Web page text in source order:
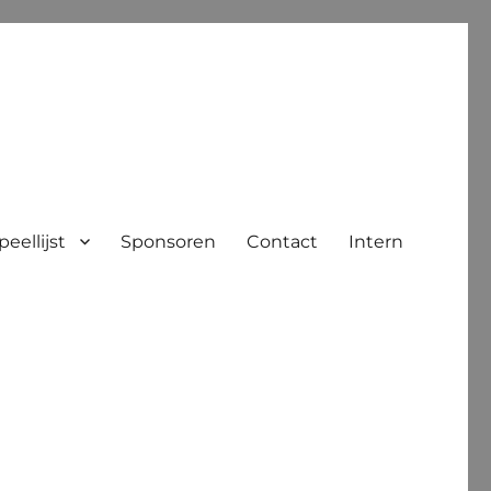
Sponsoren Contact Intern